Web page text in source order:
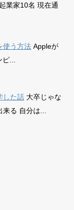
業家10名 現在通
使う方法 Appleが
...
した話 大卒じゃな
る 自分は...